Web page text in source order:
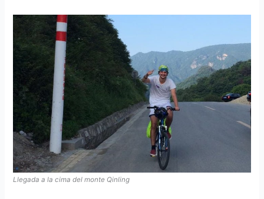
Llegada a la cima del monte Qinling